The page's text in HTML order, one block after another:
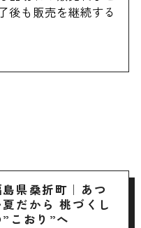
後も販売を継続する
県桑折町｜あつ
夏だから 桃づくし
”こおり”へ